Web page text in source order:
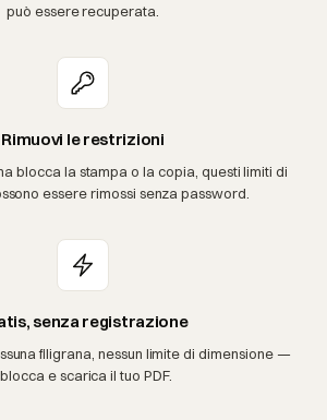
può essere recuperata.
Rimuovi le restrizioni
blocca la stampa o la copia, questi limiti di
essere rimossi senza password.
senza registrazione
filigrana, nessun limite di dimensione —
e scarica il tuo PDF.